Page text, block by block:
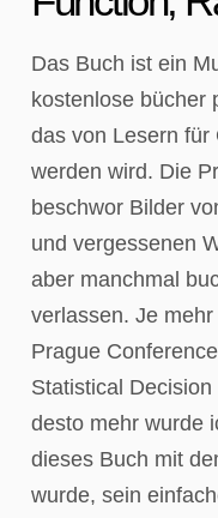
Das Buch ist ein
kostenlose bücher
das von Lesern für
werden wird. Die
beschwor Bilder
und vergessenen
aber manchmal
verlassen. Je
Prague
Statistical
desto mehr wurde
dieses Buch mit
wurde, sein